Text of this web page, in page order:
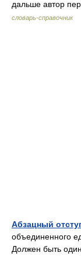
дальше автор
словарь-справочник
Абзацный
объединенного
Должен быть